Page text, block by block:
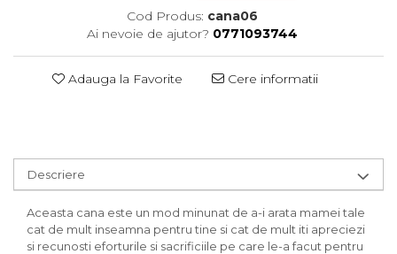
Cod Produs: cana06
Ai nevoie de ajutor? 0771093744
Adauga la Favorite Cere informatii
Descriere
Aceasta cana este un mod minunat de a-i arata mamei tale
cat de mult inseamna pentru tine si cat de mult iti apreciezi
si recunosti eforturile si sacrificiile pe care le-a facut pentru